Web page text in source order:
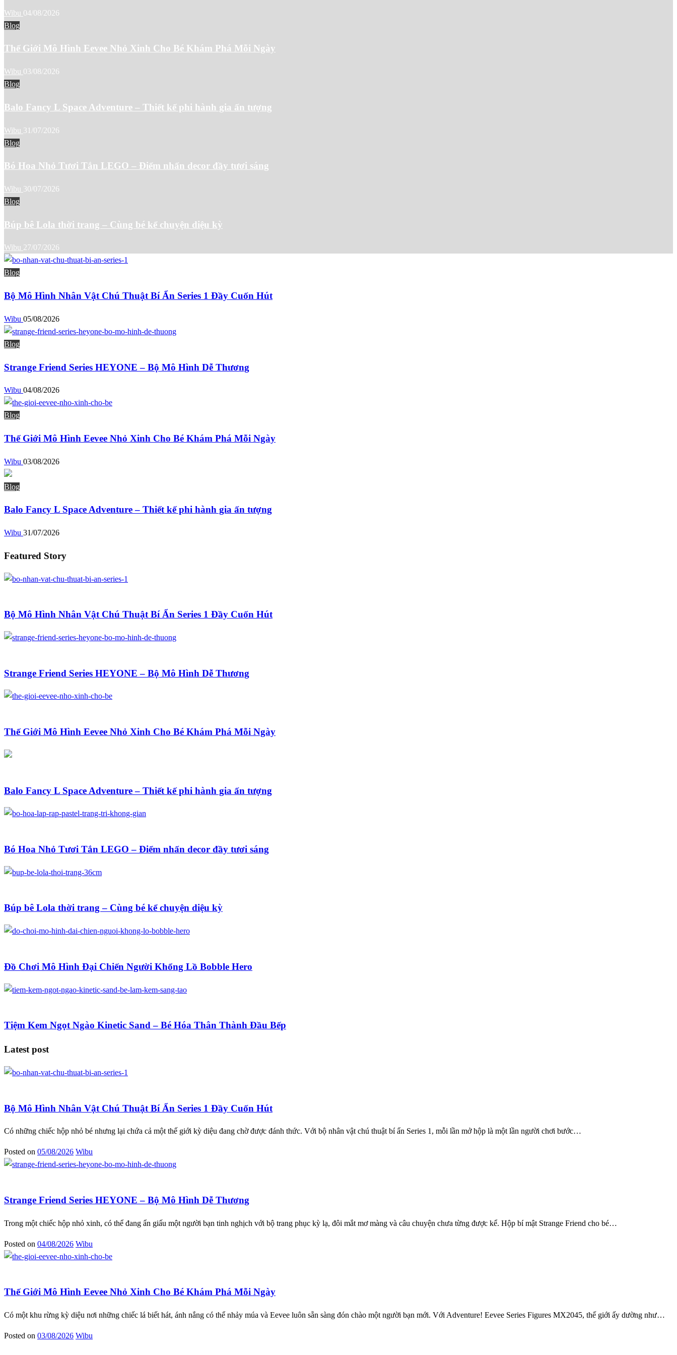
Wibu 04/08/2026
Blog
Thế Giới Mô Hình Eevee Nhỏ Xinh Cho Bé Khám Phá Mỗi Ngày
Wibu 03/08/2026
Blog
Balo Fancy L Space Adventure – Thiết kế phi hành gia ấn tượng
Wibu 31/07/2026
Blog
Bó Hoa Nhỏ Tươi Tắn LEGO – Điểm nhấn decor đầy tươi sáng
Wibu 30/07/2026
Blog
Búp bê Lola thời trang – Cùng bé kể chuyện diệu kỳ
Wibu 27/07/2026
Blog
Bộ Mô Hình Nhân Vật Chú Thuật Bí Ẩn Series 1 Đầy Cuốn Hút
Wibu 05/08/2026
Blog
Strange Friend Series HEYONE – Bộ Mô Hình Dễ Thương
Wibu 04/08/2026
Blog
Thế Giới Mô Hình Eevee Nhỏ Xinh Cho Bé Khám Phá Mỗi Ngày
Wibu 03/08/2026
Blog
Balo Fancy L Space Adventure – Thiết kế phi hành gia ấn tượng
Wibu 31/07/2026
Featured Story
Bộ Mô Hình Nhân Vật Chú Thuật Bí Ẩn Series 1 Đầy Cuốn Hút
Strange Friend Series HEYONE – Bộ Mô Hình Dễ Thương
Thế Giới Mô Hình Eevee Nhỏ Xinh Cho Bé Khám Phá Mỗi Ngày
Balo Fancy L Space Adventure – Thiết kế phi hành gia ấn tượng
Bó Hoa Nhỏ Tươi Tắn LEGO – Điểm nhấn decor đầy tươi sáng
Búp bê Lola thời trang – Cùng bé kể chuyện diệu kỳ
Đồ Chơi Mô Hình Đại Chiến Người Khổng Lồ Bobble Hero
Tiệm Kem Ngọt Ngào Kinetic Sand – Bé Hóa Thân Thành Đầu Bếp
Latest post
Bộ Mô Hình Nhân Vật Chú Thuật Bí Ẩn Series 1 Đầy Cuốn Hút
Có những chiếc hộp nhỏ bé nhưng lại chứa cả một thế giới kỳ diệu đang chờ được đánh thức. Với bộ nhân vật chú thuật bí ẩn Series 1, mỗi lần mở hộp là một lần người chơi bước…
Posted on 05/08/2026 Wibu
Strange Friend Series HEYONE – Bộ Mô Hình Dễ Thương
Trong một chiếc hộp nhỏ xinh, có thể đang ẩn giấu một người bạn tinh nghịch với bộ trang phục kỳ lạ, đôi mắt mơ màng và câu chuyện chưa từng được kể. Hộp bí mật Strange Friend cho bé…
Posted on 04/08/2026 Wibu
Thế Giới Mô Hình Eevee Nhỏ Xinh Cho Bé Khám Phá Mỗi Ngày
Có một khu rừng kỳ diệu nơi những chiếc lá biết hát, ánh nắng có thể nhảy múa và Eevee luôn sẵn sàng đón chào một người bạn mới. Với Adventure! Eevee Series Figures MX2045, thế giới ấy dường như…
Posted on 03/08/2026 Wibu